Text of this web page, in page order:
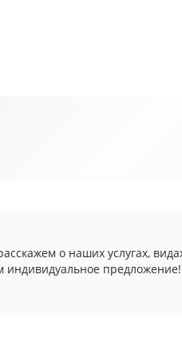
о наших услугах,
индивидуальное предложение!